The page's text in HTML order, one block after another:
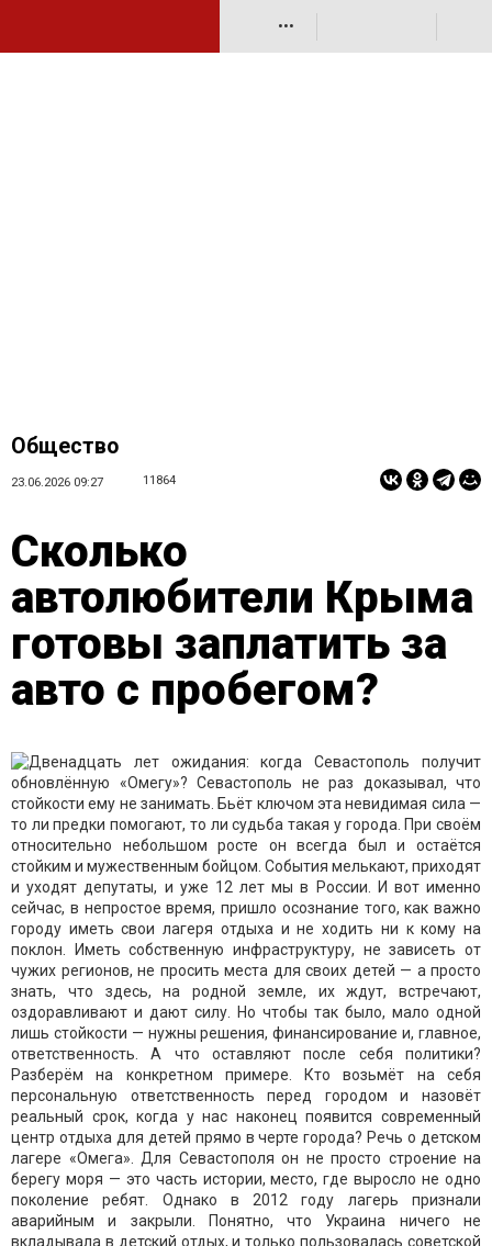
•••
Общество
23.06.2026 09:27 11864
Сколько
автолюбители Крыма
готовы заплатить за
авто с пробегом?